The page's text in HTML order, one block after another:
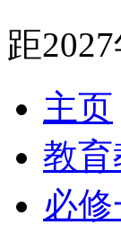
距
主页
教育
必修